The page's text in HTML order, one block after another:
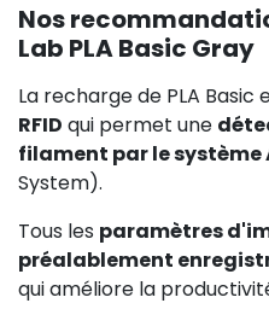
Nos
Lab PLA Basic Gray
La recharge de PLA Basic
RFID qui permet une
filament par le système
System).
Tous les paramètres
préalablement
qui améliore la